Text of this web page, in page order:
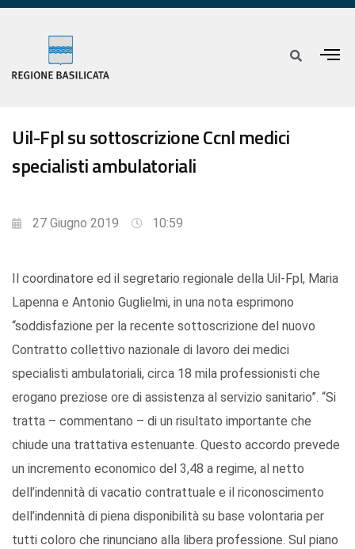
Uil-Fpl su sottoscrizione Ccnl medici
specialisti ambulatoriali
27 Giugno 2019 10:59
Il coordinatore ed il segretario regionale della Uil-Fpl, Maria
Lapenna e Antonio Guglielmi, in una nota esprimono
“soddisfazione per la recente sottoscrizione del nuovo
Contratto collettivo nazionale di lavoro dei medici
specialisti ambulatoriali, circa 18 mila professionisti che
erogano preziose ore di assistenza al servizio sanitario”. “Si
tratta – commentano – di un risultato importante che
chiude una trattativa estenuante. Questo accordo prevede
un incremento economico del 3,48 a regime, al netto
dell’indennità di vacatio contrattuale e il riconoscimento
dell’indennità di piena disponibilità su base volontaria per
tutti coloro che rinunciano alla libera professione. Sul piano